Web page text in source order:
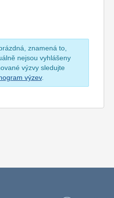
znamená to,
nejsou vyhlášeny
výzvy sledujte
výzev.